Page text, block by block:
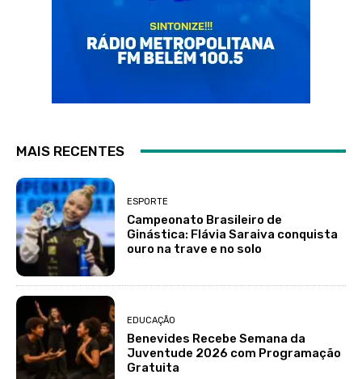
MAIS RECENTES
ESPORTE
Campeonato Brasileiro de
Ginástica: Flávia Saraiva conquista
ouro na trave e no solo
EDUCAÇÃO
Benevides Recebe Semana da
Juventude 2026 com Programação
Gratuita